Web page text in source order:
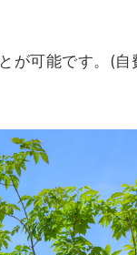
が可能です。(自